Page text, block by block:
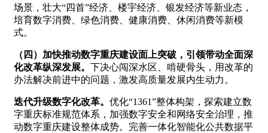
场景，壮大“四首”经济、楼宇经济、银发经济等新业态，
培育数字消费、绿色消费、健康消费、休闲消费等新模
式。
（四）加快推动数字重庆建设面上突破，引领带动全面深
化改革纵深发展。 下决心闯深水区、啃硬骨头，用改革的
办法解决前进中的问题，激发高质量发展内生动力。
迭代升级数字化改革。 优化“1361”整体构架，探索建立数
字重庆标准规范体系，加强数字安全和网络安全治理，推
动数字重庆建设整体成势。完善一体化智能化公共数据平